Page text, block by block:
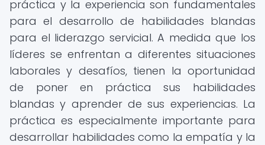
práctica y la experiencia son fundamentales
para el desarrollo de habilidades blandas
para el liderazgo servicial. A medida que los
líderes se enfrentan a diferentes situaciones
laborales y desafíos, tienen la oportunidad
de poner en práctica sus habilidades
blandas y aprender de sus experiencias. La
práctica es especialmente importante para
desarrollar habilidades como la empatía y la